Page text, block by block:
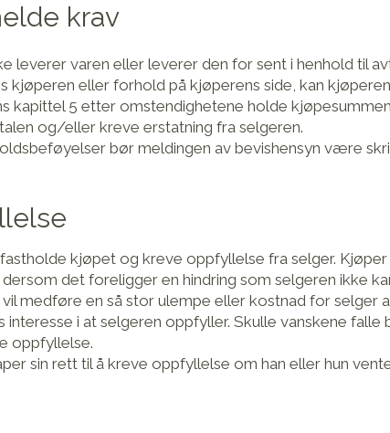
krav
leverer varen eller leverer den for sent i henhold til
kjøperen eller forhold på kjøperens side, kan
kapittel 5 etter omstendighetene holde
og/eller kreve erstatning fra selgeren.
bør meldingen av bevishensyn være
kjøpet og kreve oppfyllelse fra selger.
det foreligger en hindring som selgeren ikke
medføre en så stor ulempe eller kostnad for selger
interesse i at selgeren oppfyller. Skulle vanskene falle
oppfyllelse.
sin rett til å kreve oppfyllelse om han eller hun